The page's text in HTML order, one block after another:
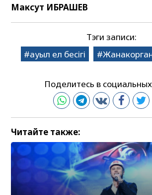
Максут ИБРАШЕВ
Тэги записи:
ауыл ел бесігі
Поделитесь в
Читайте также: